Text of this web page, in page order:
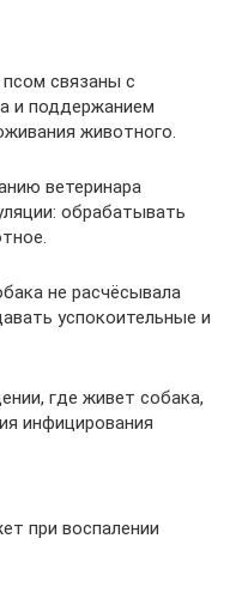
связаны с
и поддержанием
животного.
ветеринара
обрабатывать
не расчёсывала
успокоительные и
где живет собака,
инфицирования
при воспалении